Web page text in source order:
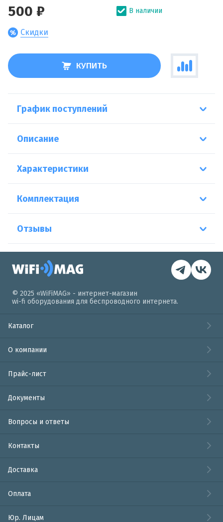
500 ₽
Скидки
В наличии
КУПИТЬ
График поступлений
Описание
Характеристики
Комплектация
Отзывы
© 2025 «WiFiMAG» - интернет-магазин
wi-fi оборудования для беспроводного интернета.
Каталог
О компании
Прайс-лист
Документы
Вопросы и ответы
Контакты
Доставка
Оплата
Юр. Лицам